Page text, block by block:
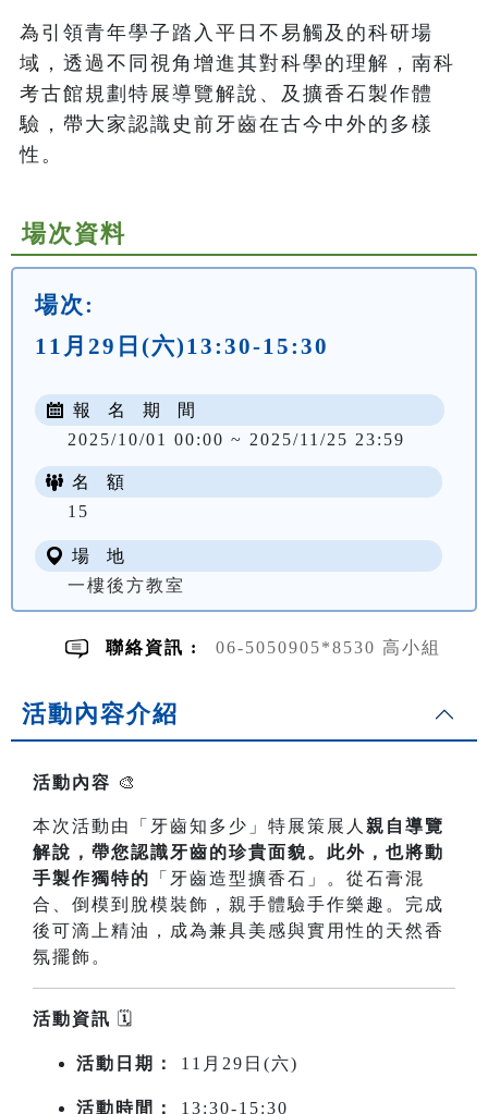
為引領青年學子踏入平日不易觸及的科研場
域，透過不同視角增進其對科學的理解，南科
考古館規劃特展導覽解說、及擴香石製作體
驗，帶大家認識史前牙齒在古今中外的多樣
性。
場次資料
場次:
11月29日(六)13:30-15:30
報 名 期 間
2025/10/01 00:00 ~ 2025/11/25 23:59
名 額
15
場 地
一樓後方教室
聯絡資訊 : 06-5050905*8530 高小組
活動內容介紹
活動內容 🎨
本次活動由「牙齒知多少」特展策展人 親自導覽
解說，帶您認識牙齒的珍貴面貌。此外，也將動
手製作獨特的
「牙齒造型擴香石」。從石膏混
合、倒模到脫模裝飾，親手體驗手作樂趣。完成
後可滴上精油，成為兼具美感與實用性的天然香
氛擺飾。
活動資訊 🗓️
活動日期： 11月29日(六)
活動時間： 13:30-15:30